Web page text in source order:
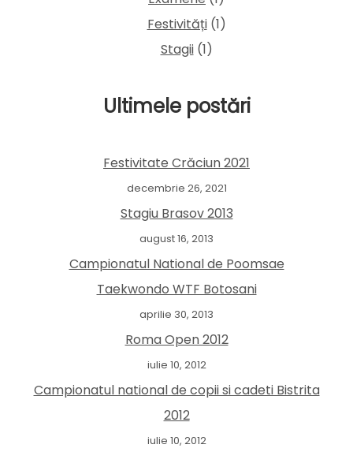
Festivități(1)
Stagii(1)
Ultimele postări
Festivitate Crăciun 2021
decembrie 26, 2021
Stagiu Brasov 2013
august 16, 2013
Campionatul National de Poomsae
Taekwondo WTF Botosani
aprilie 30, 2013
Roma Open 2012
iulie 10, 2012
Campionatul national de copii si cadeti Bistrita
2012
iulie 10, 2012